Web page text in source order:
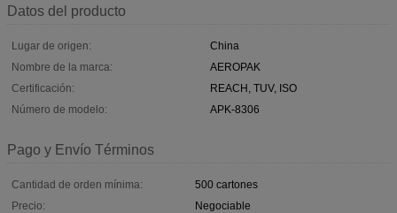
Datos del producto
Lugar de origen:
China
Nombre de la marca:
AEROPAK
Certificación:
REACH, TUV, ISO
Número de modelo:
APK-8306
Pago y Envío Términos
Cantidad de orden mínima:
500 cartones
Precio:
Negociable